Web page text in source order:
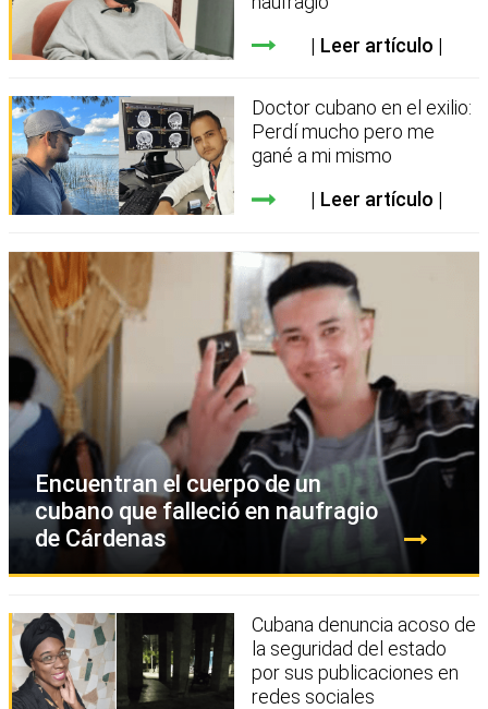
Leer artículo
Doctor cubano en el exilio:
Perdí mucho pero me
gané a mi mismo
Leer artículo
Encuentran el cuerpo de un
cubano que falleció en naufragio
de Cárdenas
Cubana denuncia acoso de
la seguridad del estado
por sus publicaciones en
redes sociales